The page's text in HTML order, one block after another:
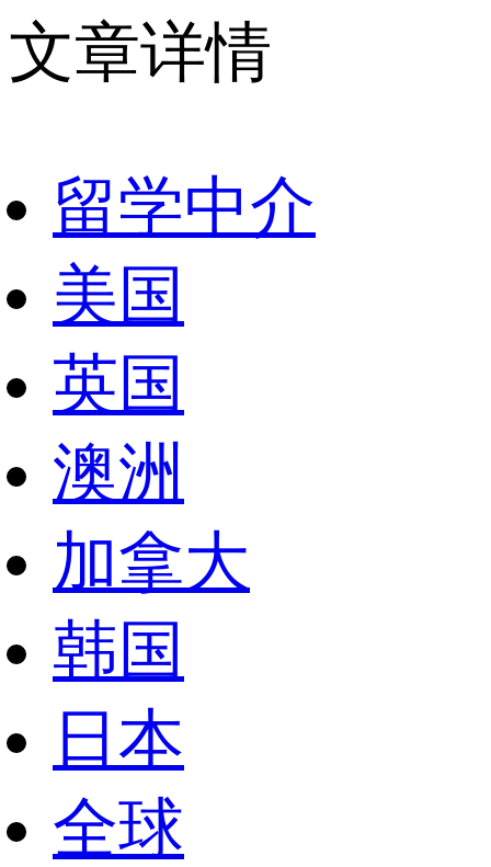
文章详情
留学中介
美国
英国
澳洲
加拿大
韩国
日本
全球